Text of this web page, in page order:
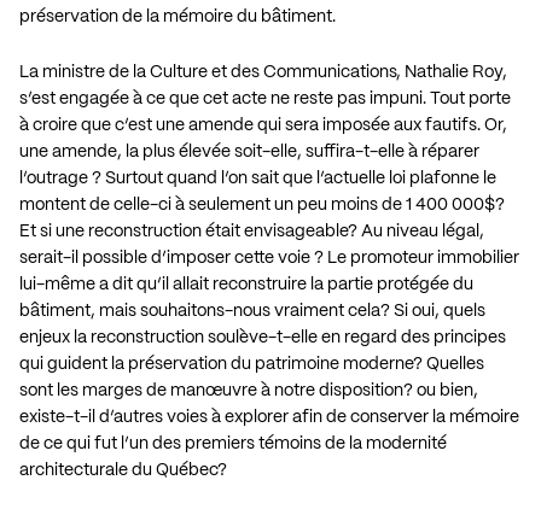
préservation de la mémoire du bâtiment.
La ministre de la Culture et des Communications, Nathalie Roy,
s’est engagée à ce que cet acte ne reste pas impuni. Tout porte
à croire que c’est une amende qui sera imposée aux fautifs. Or,
une amende, la plus élevée soit-elle, suffira-t-elle à réparer
l’outrage ? Surtout quand l’on sait que l’actuelle loi plafonne le
montent de celle-ci à seulement un peu moins de 1 400 000$?
Et si une reconstruction était envisageable? Au niveau légal,
serait-il possible d’imposer cette voie ? Le promoteur immobilier
lui-même a dit qu’il allait reconstruire la partie protégée du
bâtiment, mais souhaitons-nous vraiment cela? Si oui, quels
enjeux la reconstruction soulève-t-elle en regard des principes
qui guident la préservation du patrimoine moderne? Quelles
sont les marges de manœuvre à notre disposition? ou bien,
existe-t-il d’autres voies à explorer afin de conserver la mémoire
de ce qui fut l’un des premiers témoins de la modernité
architecturale du Québec?